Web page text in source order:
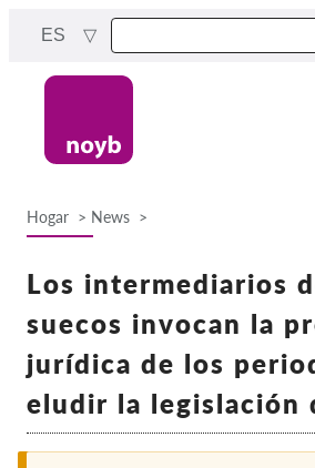
content
ES
Proyectos
Reports &
Exercise
Hogar News
Los intermediarios
suecos invocan la
jurídica de los
eludir la legislación